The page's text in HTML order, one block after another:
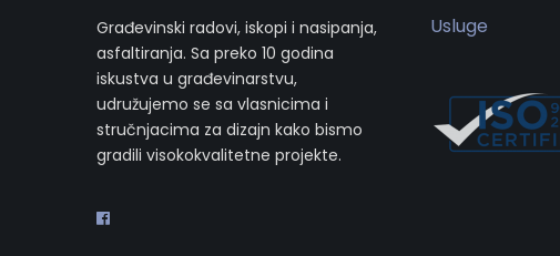
Građevinski radovi, iskopi i nasipanja,
asfaltiranja. Sa preko 10 godina
iskustva u građevinarstvu,
udružujemo se sa vlasnicima i
stručnjacima za dizajn kako bismo
gradili visokokvalitetne projekte.
Usluge